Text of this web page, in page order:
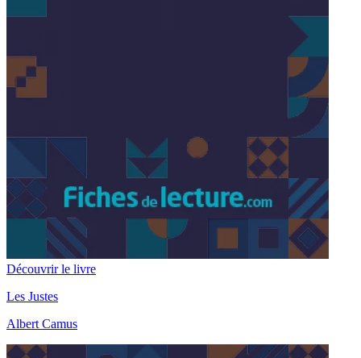
Découvrir le livre
Les Justes
Albert Camus